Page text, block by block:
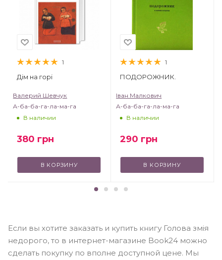
1
Дім на горі
Валерий Шевчук
А-ба-ба-га-ла-ма-га
В наличии
380 грн
В КОРЗИНУ
1
ПОДОРОЖНИК.
Іван Малкович
А-ба-ба-га-ла-ма-га
В наличии
290 грн
В КОРЗИНУ
Если вы хотите заказать и купить книгу Голова змія
недорого, то в интернет-магазине Book24 можно
сделать покупку по вполне доступной цене. Мы